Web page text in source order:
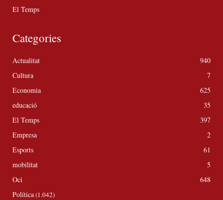
El Temps
Categories
Actualitat
940
Cultura
7
Economia
625
educació
35
El Temps
397
Empresa
2
Esports
61
mobilitat
5
Oci
648
Política(1.042)